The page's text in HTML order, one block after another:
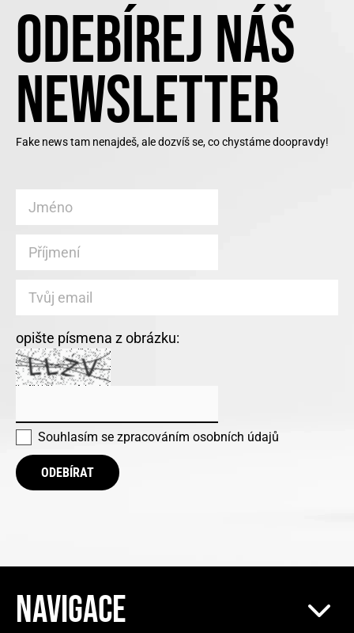
ODEBÍREJ NÁŠ
NEWSLETTER
Fake news tam nenajdeš, ale dozvíš se, co chystáme doopravdy!
opište písmena z obrázku:
Souhlasím se zpracováním osobních údajů
ODEBÍRAT
NAVIGACE